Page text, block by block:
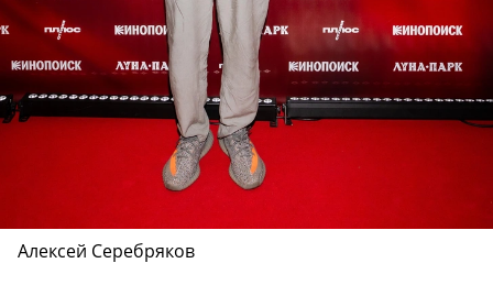
Алексей Серебряков